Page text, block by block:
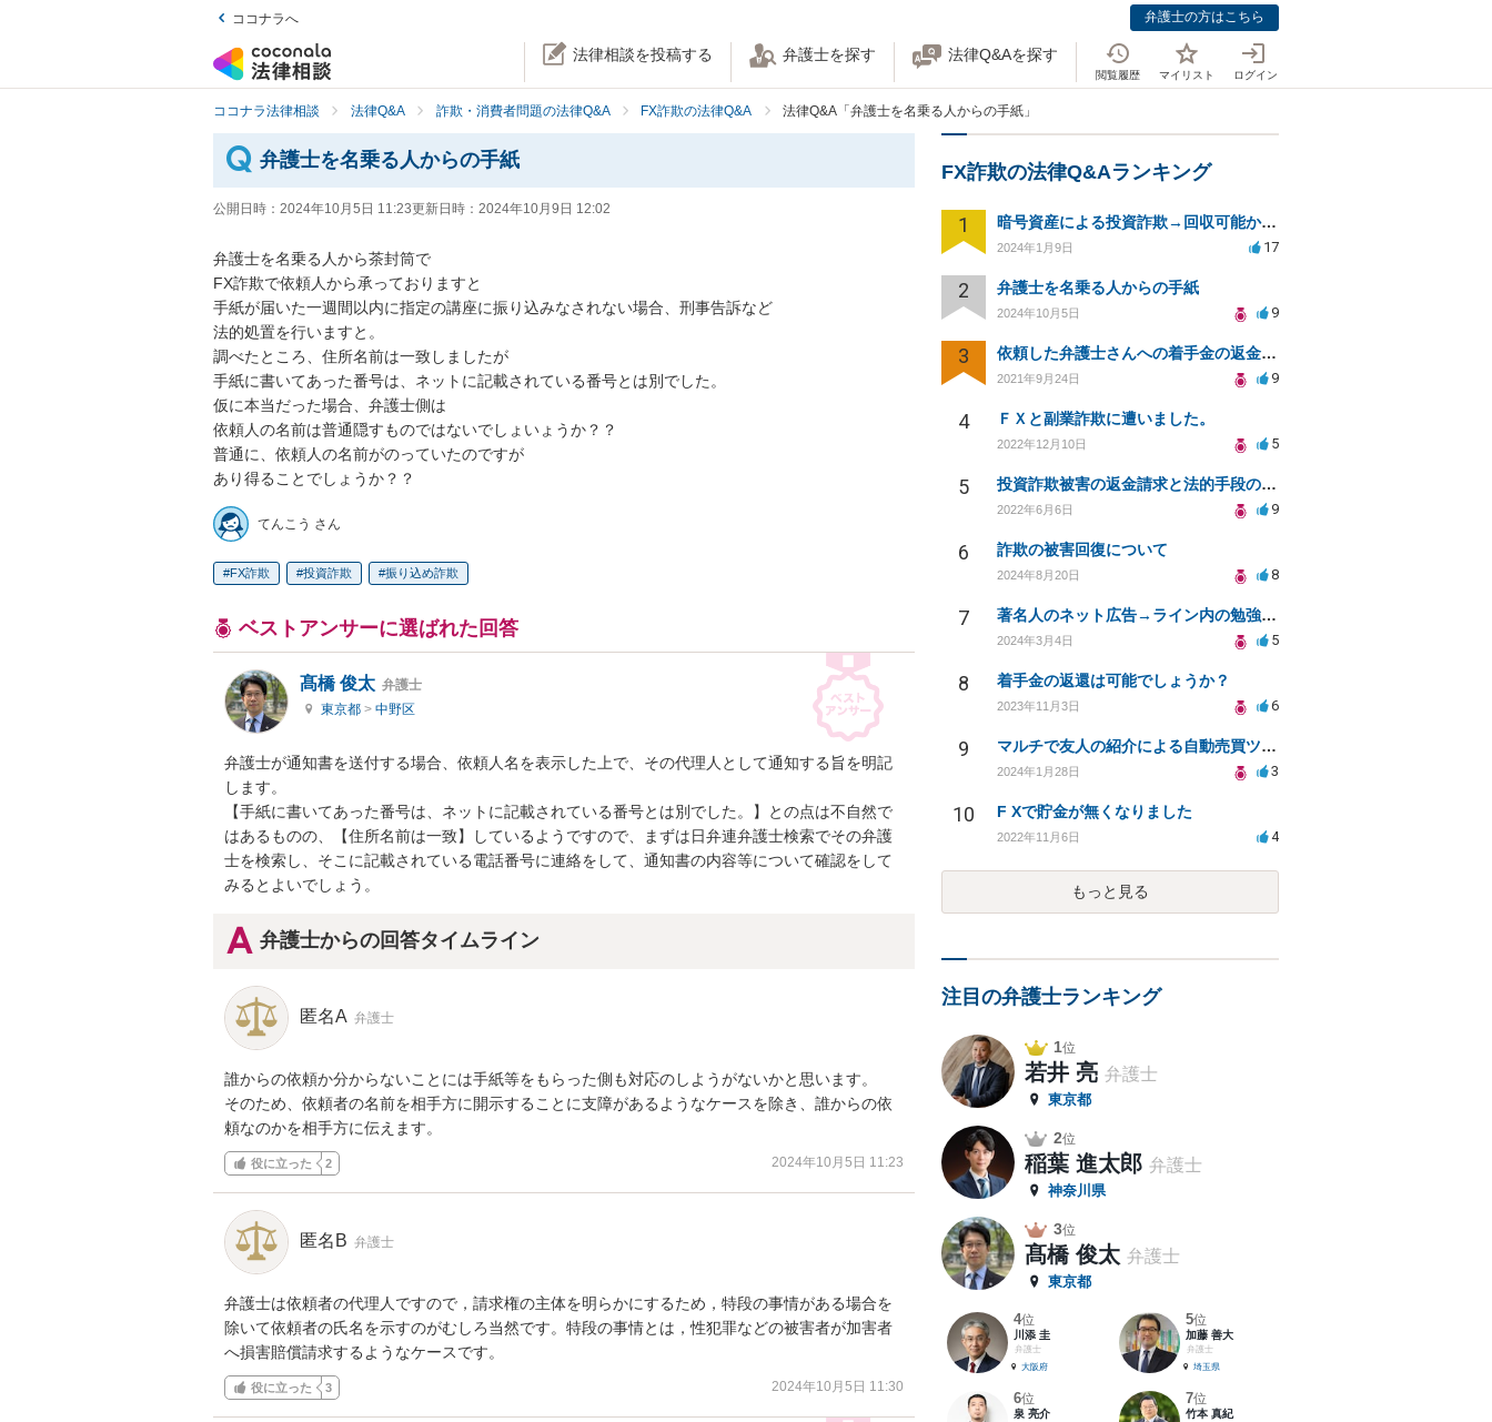
ココナラへ 弁護士の方はこちら
法律相談を投稿する 弁護士を探す 法律Q&Aを探す
閲覧履歴 マイリスト ログイン
ココナラ法律相談 法律Q&A 詐欺・消費者問題の法律Q&A FX詐欺の法律Q&A 法律Q&A「弁護士を名乗る人からの手紙」
弁護士を名乗る人からの手紙
公開日時： 2024年10月5日 11:23更新日時： 2024年10月9日 12:02
弁護士を名乗る人から茶封筒で
FX詐欺で依頼人から承っておりますと
手紙が届いた一週間以内に指定の講座に振り込みなされない場合、刑事告訴など
法的処置を行いますと。
調べたところ、住所名前は一致しましたが
手紙に書いてあった番号は、ネットに記載されている番号とは別でした。
仮に本当だった場合、弁護士側は
依頼人の名前は普通隠すものではないでしょいょうか？？
普通に、依頼人の名前がのっていたのですが
あり得ることでしょうか？？
てんこう さん
FX詐欺 投資詐欺 振り込め詐欺
ベストアンサーに選ばれた回答
髙橋 俊太 弁護士
東京都 > 中野区
弁護士が通知書を送付する場合、依頼人名を表示した上で、その代理人として通知する旨を明記
します。
【手紙に書いてあった番号は、ネットに記載されている番号とは別でした。】との点は不自然で
はあるものの、【住所名前は一致】しているようですので、まずは日弁連弁護士検索でその弁護
士を検索し、そこに記載されている電話番号に連絡をして、通知書の内容等について確認をして
みるとよいでしょう。
弁護士からの回答タイムライン
匿名A 弁護士
誰からの依頼か分からないことには手紙等をもらった側も対応のしようがないかと思います。
そのため、依頼者の名前を相手方に開示することに支障があるようなケースを除き、誰からの依
頼なのかを相手方に伝えます。
役に立った 2 2024年10月5日 11:23
匿名B 弁護士
弁護士は依頼者の代理人ですので，請求権の主体を明らかにするため，特段の事情がある場合を
除いて依頼者の氏名を示すのがむしろ当然です。特段の事情とは，性犯罪などの被害者が加害者
へ損害賠償請求するようなケースです。
役に立った 3 2024年10月5日 11:30
FX詐欺の法律Q&Aランキング
1 暗号資産による投資詐欺→回収可能か？また相談すべき弁護事務所は？
2024年1月9日 17
2 弁護士を名乗る人からの手紙
2024年10月5日 9
3 依頼した弁護士さんへの着手金の返金請求は可能ですか？
2021年9月24日 9
4 ＦＸと副業詐欺に遭いました。
2022年12月10日 5
5 投資詐欺被害の返金請求と法的手段の可能性
2022年6月6日 9
6 詐欺の被害回復について
2024年8月20日 8
7 著名人のネット広告→ライン内の勉強会グループにて、FX詐欺にあい、今後どうしたらイイですか？
2024年3月4日 5
8 着手金の返還は可能でしょうか？
2023年11月3日 6
9 マルチで友人の紹介による自動売買ツール詐欺の内容証明送付先について
2024年1月28日 3
10 F Xで貯金が無くなりました
2022年11月6日 4
もっと見る
注目の弁護士ランキング
1位
若井 亮 弁護士
東京都
2位
稲葉 進太郎 弁護士
神奈川県
3位
髙橋 俊太 弁護士
東京都
4位
川添 圭
弁護士
大阪府
5位
加藤 善大
弁護士
埼玉県
6位
泉 亮介
7位
竹本 真紀